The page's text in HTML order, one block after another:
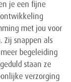
je een fijne
met jou voor
Zij snappen als
begeleiding
staan ze
verzorging